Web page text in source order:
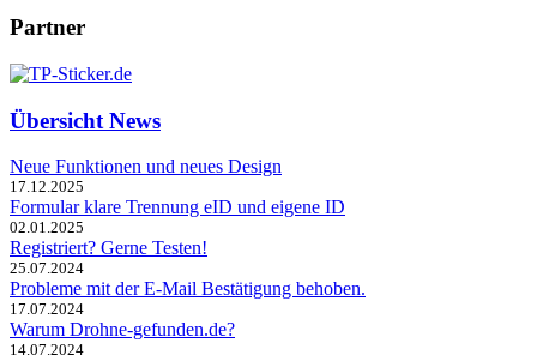
Partner
Übersicht News
Neue Funktionen und neues Design
17.12.2025
Formular klare Trennung eID und eigene ID
02.01.2025
Registriert? Gerne Testen!
25.07.2024
Probleme mit der E-Mail Bestätigung behoben.
17.07.2024
Warum Drohne-gefunden.de?
14.07.2024